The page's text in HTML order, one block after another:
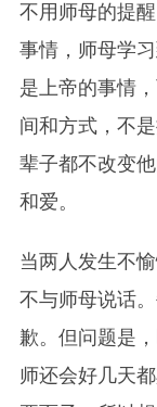
不用师母的提
事情，师母学
是上帝的事情
间和方式，不
辈子都不改变
和爱。
当两人发生不
不与师母说话
歉。但问题是
师还会好几天